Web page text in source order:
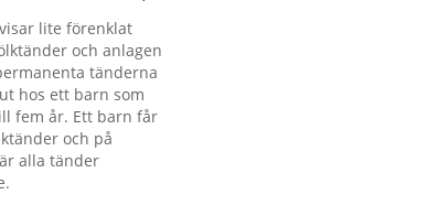
bilden
lite förenklat
och anlagen
tänderna
hos ett barn som
fem år. Ett barn får
och på
alla tänder